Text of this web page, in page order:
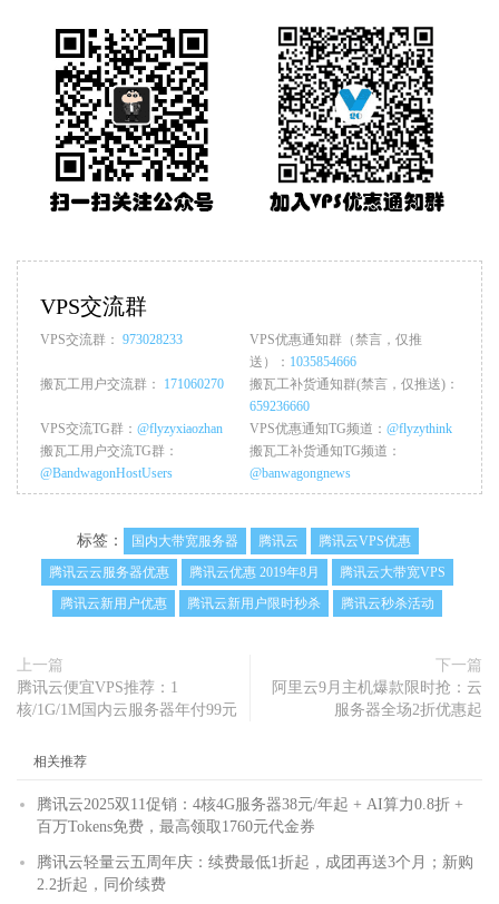
VPS交流群
VPS交流群： 973028233
VPS优惠通知群（禁言，仅推
送）： 1035854666
搬瓦工用户交流群： 171060270
搬瓦工补货通知群(禁言，仅推送)：
659236660
VPS交流TG群： @flyzyxiaozhan VPS优惠通知TG频道： @flyzythink
搬瓦工用户交流TG群：
@BandwagonHostUsers
搬瓦工补货通知TG频道：
@banwagongnews
标签： 国内大带宽服务器 腾讯云
腾讯云VPS优惠
腾讯云云服务器优惠
腾讯云优惠 2019年8月
腾讯云大带宽VPS
腾讯云新用户优惠
腾讯云新用户限时秒杀 腾讯云秒杀活动
上一篇
腾讯云便宜VPS推荐：1
核/1G/1M国内云服务器年付99元
下一篇
阿里云9月主机爆款限时抢：云
服务器全场2折优惠起
相关推荐
腾讯云2025双11促销：4核4G服务器38元/年起 + AI算力0.8折 +
百万Tokens免费，最高领取1760元代金券
腾讯云轻量云五周年庆：续费最低1折起，成团再送3个月；新购
2.2折起，同价续费